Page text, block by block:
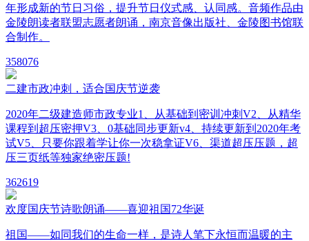
年形成新的节日习俗，提升节日仪式感、认同感。音频作品由
金陵朗读者联盟志愿者朗诵，南京音像出版社、金陵图书馆联
合制作。
358076
二建市政冲刺，适合国庆节逆袭
2020年二级建造师市政专业1、从基础到密训冲刺V2、从精华
课程到超压密押V3、0基础同步更新v4、持续更新到2020年考
试V5、只要你跟着学让你一次稳拿证V6、渠道超压压题，超
压三页纸等独家绝密压题!
362619
欢度国庆节诗歌朗诵——喜迎祖国72华诞
祖国——如同我们的生命一样，是诗人笔下永恒而温暖的主